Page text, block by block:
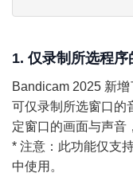
1. 仅录制所选程序
Bandicam 2025 新增
可仅录制所选窗口的
定窗口的画面与声音
* 注意：此功能仅支
中使用。